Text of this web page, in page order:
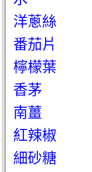
洋蔥絲
番茄片
檸檬葉
香茅
南薑
紅辣椒
細砂糖